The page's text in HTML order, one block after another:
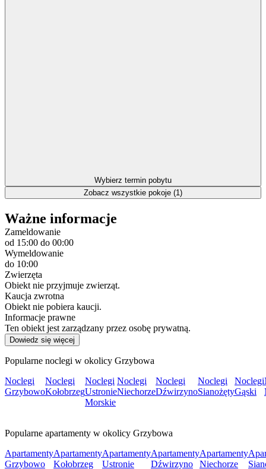
Wybierz termin pobytu
Zobacz wszystkie pokoje (1)
Ważne informacje
Zameldowanie
od 15:00 do 00:00
Wymeldowanie
do 10:00
Zwierzęta
Obiekt nie przyjmuje zwierząt.
Kaucja zwrotna
Obiekt nie pobiera kaucji.
Informacje prawne
Ten obiekt jest zarządzany przez osobę prywatną.
Dowiedz się więcej
Popularne noclegi w okolicy Grzybowa
Noclegi
Grzybowo
Noclegi
Kołobrzeg
Noclegi
Ustronie
Morskie
Noclegi
Niechorze
Noclegi
Dźwirzyno
Noclegi
Sianożęty
Noclegi
Gąski
Popularne apartamenty w okolicy Grzybowa
Apartamenty
Grzybowo
Apartamenty
Kołobrzeg
Apartamenty
Ustronie
Apartamenty
Dźwirzyno
Apartamenty
Niechorze